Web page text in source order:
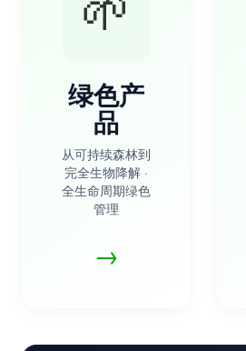
绿色产
品
从可持续森林到
完全生物降解 ·
全生命周期绿色
管理
→